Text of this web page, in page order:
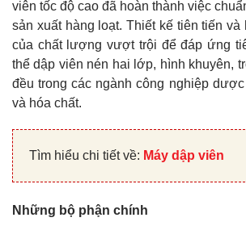
viên tốc độ cao đã hoàn thành việc
sản xuất hàng loạt. Thiết kế tiên tiến
của chất lượng vượt trội để đáp ứng
thể dập viên nén hai lớp, hình khuyên,
đều trong các ngành công nghiệp
và hóa chất.
Tìm hiểu chi tiết về: Máy dập viên
Những bộ phận chính